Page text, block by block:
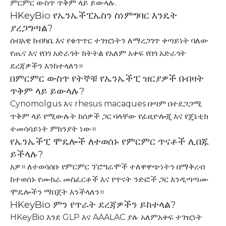
ምርምር ውስጥ ጥቅም ላይ ይውላሉ.
HKeyBio የኤንኤችፒኤስን ስነምግባር እንዴት
ያረጋግጣል?
ሰብአዊ ክብካቤ እና የቁጥጥር ተገዢነትን ለማረጋገጥ ቀጣይነት ባለው
የጤና እና የበጎ አድራጎት ክትትል የአለም አቀፍ የበጎ አድራጎት
ደረጃዎችን እንከተላለን።
በምርምር ውስጥ የትኞቹ የኤንኤችፒ ዝርያዎች በብዛት
ጥቅም ላይ ይውላሉ?
Cynomolgus እና rhesus macaques በጣም በተደጋጋሚ
ጥቅም ላይ የሚውሉት ከሰዎች ጋር ባላቸው የፊዚዮሎጂ እና የጄኔቲክ
ተመሳሳይነት ምክንያት ነው።
የኤንኤችፒ ሞዴሎች ለተወሰኑ የምርምር ጥናቶች ሊበጁ
ይችላሉ?
አዎ። ለተወሳሰቡ የምርምር ፕሮግራሞች ተለዋዋጭነትን በማቅረብ
ከተወሰኑ የሙከራ መስፈርቶች እና የጥናት ንድፎች ጋር እንዲጣጣሙ
ሞዴሎችን ማበጀት እንችላለን።
HKeyBio ምን የጥራት ደረጃዎችን ይከተላል?
HKeyBio እንደ GLP እና AAALAC ያሉ አለምአቀፍ ተገዢነት